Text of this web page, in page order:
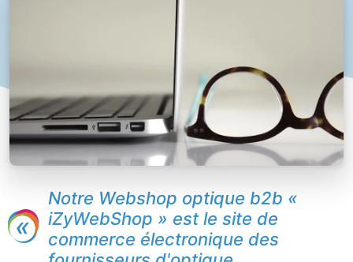
Notre Webshop optique b2b «
iZyWebShop » est le site de
commerce électronique des